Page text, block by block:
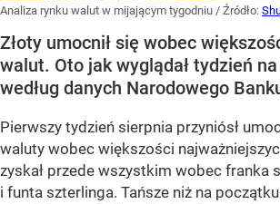
Analiza rynku walut w mijającym tygodniu / Źródło:
Złoty umocnił się wobec
walut. Oto jak wyglądał tydzień
według danych Narodowego
Pierwszy tydzień sierpnia przyniósł
waluty wobec większości
zyskał przede wszystkim wobec franka
i funta szterlinga. Tańsze niż na